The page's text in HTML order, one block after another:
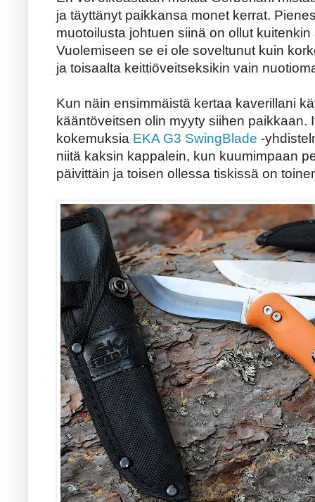
ja täyttänyt paikkansa monet kerrat.
muotoilusta johtuen siinä on ollut
Vuolemiseen se ei ole soveltunut kuin
ja toisaalta keittiöveitseksikin vain
Kun näin ensimmäistä kertaa kaverillani
kääntöveitsen olin myyty siihen paikkaan.
kokemuksia EKA G3 SwingBlade -
niitä kaksin kappalein, kun kuumimpaan
päivittäin ja toisen ollessa tiskissä on